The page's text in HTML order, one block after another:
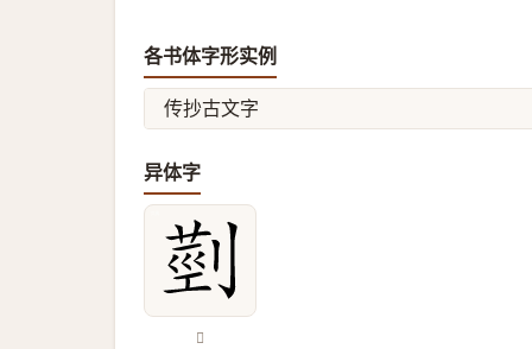
各书体字形实例
传抄古文字
异体字
𦳲